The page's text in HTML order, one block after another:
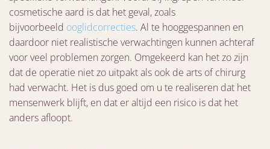
cosmetische aard is dat het geval, zoals
bijvoorbeeld ooglidcorrecties. Al te hooggespannen en
daardoor niet realistische verwachtingen kunnen achteraf
voor veel problemen zorgen. Omgekeerd kan het zo zijn
dat de operatie niet zo uitpakt als ook de arts of chirurg
had verwacht. Het is dus goed om u te realiseren dat het
mensenwerk blijft, en dat er altijd een risico is dat het
anders afloopt.